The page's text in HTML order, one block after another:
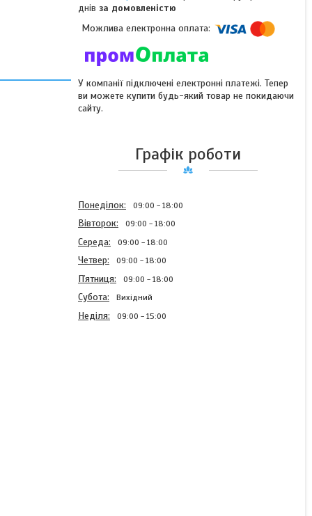
днів за домовленістю
У компанії підключені електронні платежі. Тепер
ви можете купити будь-який товар не покидаючи
сайту.
Графік роботи
Понеділок 09:00 18:00
Вівторок 09:00 18:00
Середа 09:00 18:00
Четвер 09:00 18:00
Пʼятниця 09:00 18:00
Субота Вихідний
Неділя 09:00 15:00